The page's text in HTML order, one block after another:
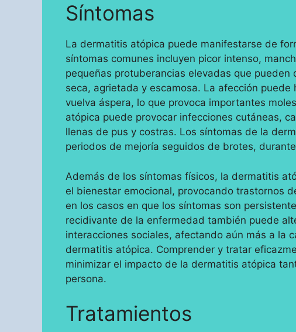
Síntomas
La dermatitis atópica puede manifestarse de
síntomas comunes incluyen picor intenso,
pequeñas protuberancias elevadas que
seca, agrietada y escamosa. La afección
vuelva áspera, lo que provoca importantes
atópica puede provocar infecciones cutáneas,
llenas de pus y costras. Los síntomas de la
periodos de mejoría seguidos de brotes,
Además de los síntomas físicos, la dermatitis
el bienestar emocional, provocando trastornos
en los casos en que los síntomas son
recidivante de la enfermedad también puede
interacciones sociales, afectando aún más a la
dermatitis atópica. Comprender y tratar
minimizar el impacto de la dermatitis atópica
persona.
Tratamientos